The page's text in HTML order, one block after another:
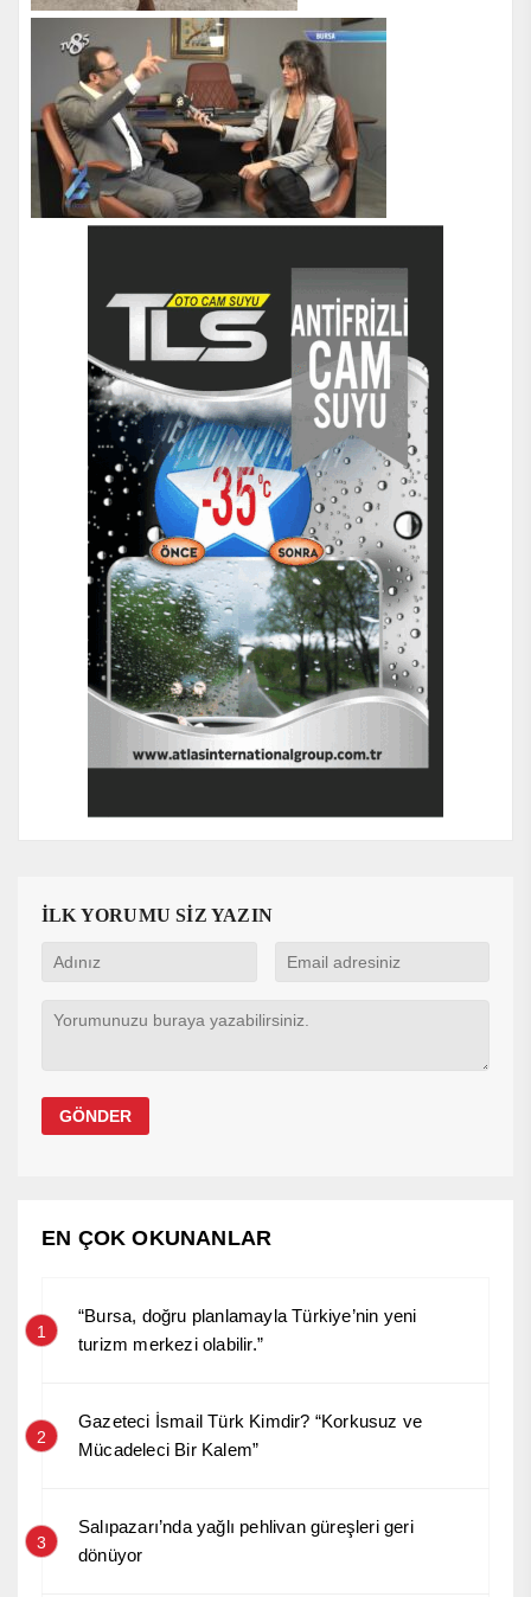
İLK YORUMU SİZ YAZIN
EN ÇOK OKUNANLAR
1
“Bursa, doğru planlamayla Türkiye’nin yeni
turizm merkezi olabilir.”
2
Gazeteci İsmail Türk Kimdir? “Korkusuz ve
Mücadeleci Bir Kalem”
3
Salıpazarı’nda yağlı pehlivan güreşleri geri
dönüyor